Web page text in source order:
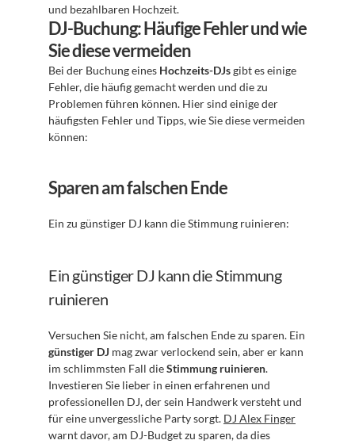
und bezahlbaren Hochzeit.
DJ-Buchung: Häufige Fehler und wie
Sie diese vermeiden
Bei der Buchung eines Hochzeits-DJs gibt es einige
Fehler, die häufig gemacht werden und die zu
Problemen führen können. Hier sind einige der
häufigsten Fehler und Tipps, wie Sie diese vermeiden
können:
Sparen am falschen Ende
Ein zu günstiger DJ kann die Stimmung ruinieren:
Ein günstiger DJ kann die Stimmung
ruinieren
günstiger DJ mag zwar verlockend sein, aber er kann
im schlimmsten Fall die Stimmung ruinieren.
Investieren Sie lieber in einen erfahrenen und
professionellen DJ, der sein Handwerk versteht und
für eine unvergessliche Party sorgt. DJ Alex Finger
warnt davor, am DJ-Budget zu sparen, da dies